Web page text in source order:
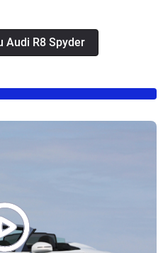
Audi R8 Spyder